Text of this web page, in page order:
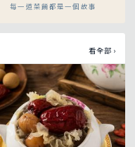
每一道菜餚都是一個故事
看全部 ›